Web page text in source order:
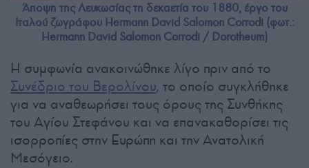
Άποψη της Λευκωσίας τη δεκαετία του 1880, έργο του
Ιταλού ζωγράφου Hermann David Salomon Corrodi (φωτ.:
Hermann David Salomon Corrodi / Dorotheum)
Η συμφωνία ανακοινώθηκε λίγο πριν από το
Συνέδριο του Βερολίνου, το οποίο συγκλήθηκε
για να αναθεωρήσει τους όρους της Συνθήκης
του Αγίου Στεφάνου και να επανακαθορίσει τις
ισορροπίες στην Ευρώπη και την Ανατολική
Μεσόγειο.